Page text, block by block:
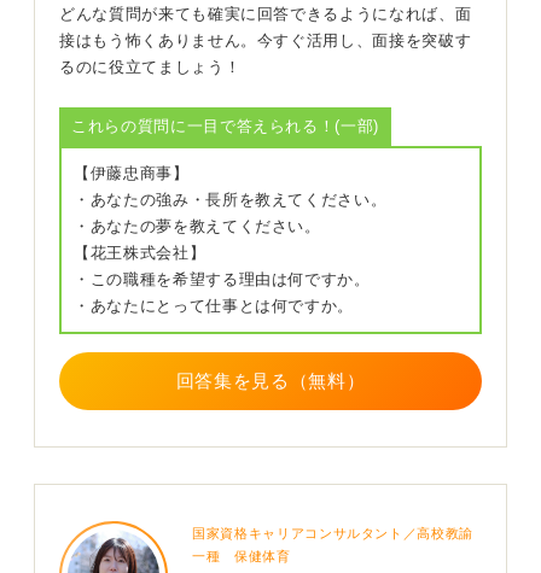
これにより、仕事への責任感と協調性を伝えることがで
き、好印象につながります。
0
どんな質問が来ても確実に回答できるようになれば、面
接はもう怖くありません。今すぐ活用し、面接を突破す
るのに役立てましょう！
これらの質問に一目で答えられる！(一部)
【伊藤忠商事】
・あなたの強み・長所を教えてください。
・あなたの夢を教えてください。
【花王株式会社】
・この職種を希望する理由は何ですか。
・あなたにとって仕事とは何ですか。
回答集を見る（無料）
国家資格キャリアコンサルタント／高校教諭
一種 保健体育